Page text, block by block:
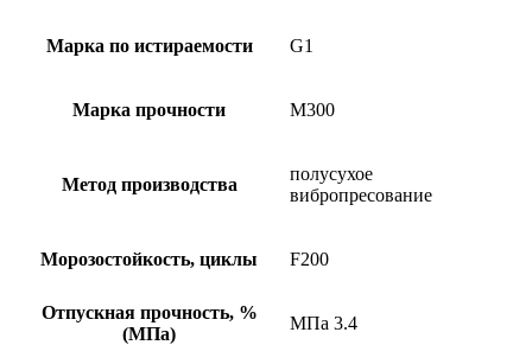
Марка по истираемости G1
Марка прочности М300
Метод производства
полусухое
вибропресование
Морозостойкость, циклы F200
Отпускная прочность, %
(МПа)
МПа 3.4